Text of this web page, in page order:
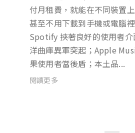
付月租費，就能在不同裝置
甚至不用下載到手機或電腦
Spotify 挾著良好的使用者介
洋曲庫異軍突起；Apple
果使用者當後盾；本土品...
閱讀更多